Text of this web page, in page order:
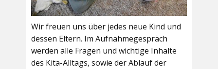
Wir freuen uns über jedes neue Kind und
dessen Eltern. Im Aufnahmegespräch
werden alle Fragen und wichtige Inhalte
des Kita-Alltags, sowie der Ablauf der